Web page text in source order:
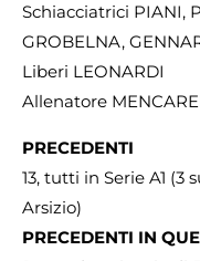
Schiacciatrici PIANI,
GROBELNA,
Liberi LEONARDI
Allenatore
PRECEDENTI
13, tutti in Serie A1 (3
Arsizio)
PRECEDENTI IN